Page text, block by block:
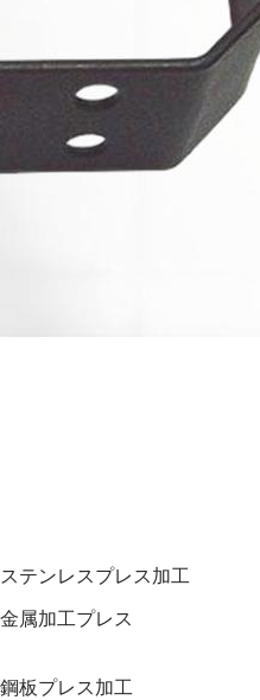
ステンレスプレス加工
金属加工プレス
鋼板プレス加工